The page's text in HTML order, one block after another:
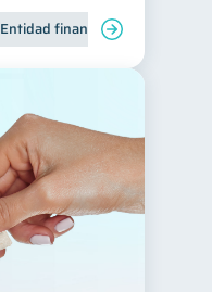
Entidad financiera